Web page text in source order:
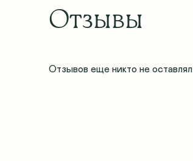
Отзывы
Отзывов еще никто не оставлял